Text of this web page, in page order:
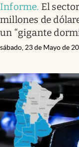
Informe. El
millones de
un “gigante
sábado, 23 de Mayo de